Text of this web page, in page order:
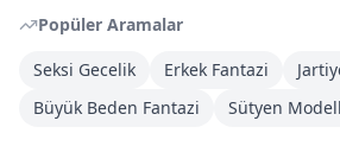
Popüler Aramalar
Seksi Gecelik
Erkek Fantazi
Büyük Beden Fantazi
Sütyen
DHL Kargoya Teslim